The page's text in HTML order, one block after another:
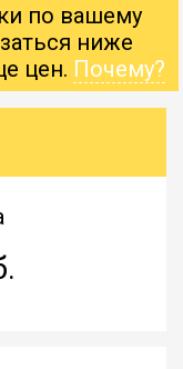
по вашему
ниже
цен. Почему?